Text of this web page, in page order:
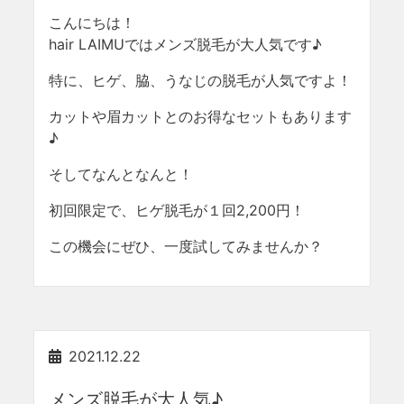
こんにちは！
hair LAIMUではメンズ脱毛が大人気です♪
特に、ヒゲ、脇、うなじの脱毛が人気ですよ！
カットや眉カットとのお得なセットもあります
♪
そしてなんとなんと！
初回限定で、ヒゲ脱毛が１回2,200円！
この機会にぜひ、一度試してみませんか？
2021.12.22
メンズ脱毛が大人気♪